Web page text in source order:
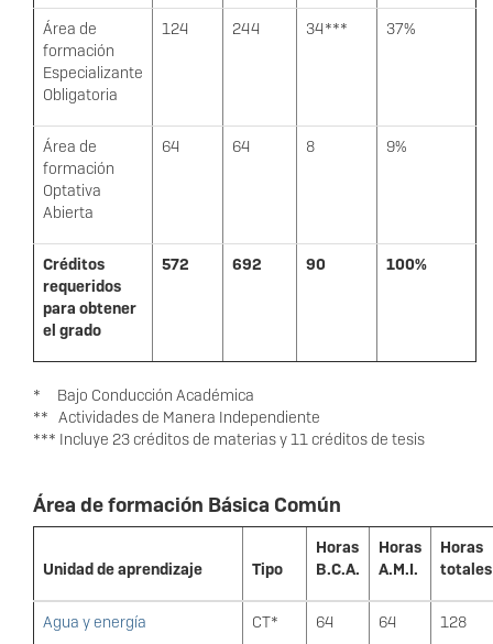
Área de
formación
Especializante
Obligatoria
124 244 34*** 37%
Área de
formación
Optativa
Abierta
64 64 8 9%
Créditos
requeridos
para obtener
el grado
572 692 90 100%
* Bajo Conducción Académica
** Actividades de Manera Independiente
*** Incluye 23 créditos de materias y 11 créditos de tesis
Área de formación Básica Común
Unidad de aprendizaje Tipo
Horas
B.C.A.
Horas
A.M.I.
Horas
totales
Agua y energía CT* 64 64 128